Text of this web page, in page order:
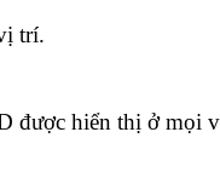
trí.
được hiển thị ở mọi